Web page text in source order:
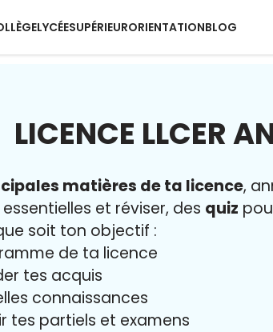
LYCÉESUPÉRIEURORIENTATIONBLOG
LICENCE LLCER
matières de ta licence,
et réviser, des quiz
soit ton objectif :
de ta licence
tes acquis
connaissances
tes partiels et examens